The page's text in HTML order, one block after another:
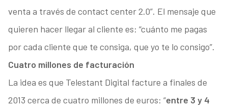
venta a través de contact center 2.0”. El mensaje que
quieren hacer llegar al cliente es: “cuánto me pagas
por cada cliente que te consiga, que yo te lo consigo”.
Cuatro millones de facturación
La idea es que Telestant Digital facture a finales de
2013 cerca de cuatro millones de euros: “entre 3 y 4